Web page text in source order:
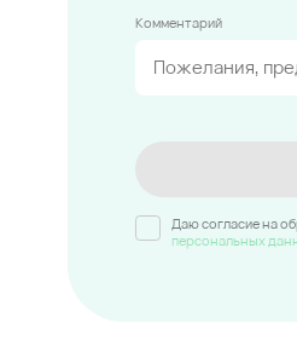
Комментарий
Даю согласие на
персональных